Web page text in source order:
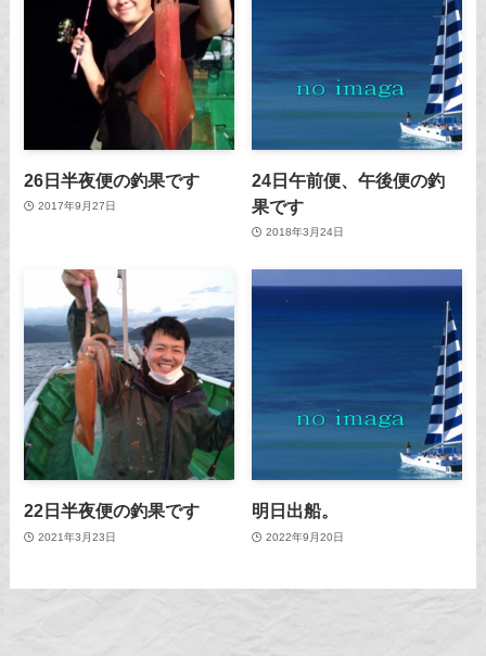
26日半夜便の釣果です
2017年9月27日
24日午前便、午後便の釣
果です
2018年3月24日
22日半夜便の釣果です
2021年3月23日
明日出船。
2022年9月20日